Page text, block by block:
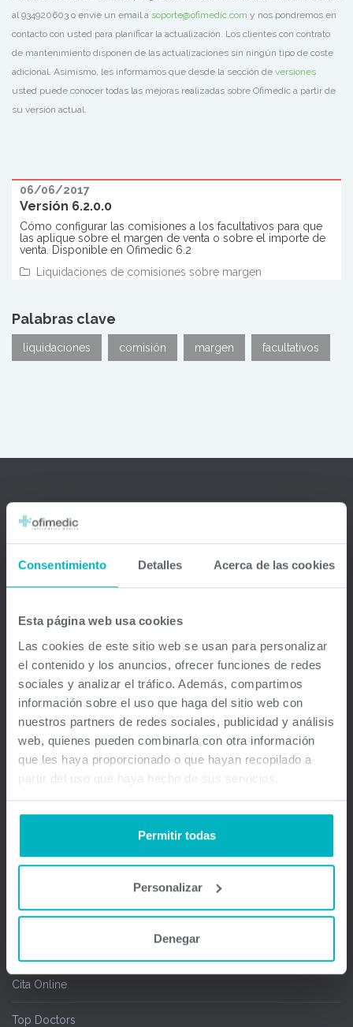
Consentimiento Detalles Acerca de las cookies
Esta página web usa cookies
Las cookies de este sitio web se usan para personalizar
el contenido y los anuncios, ofrecer funciones de redes
sociales y analizar el tráfico. Además, compartimos
información sobre el uso que haga del sitio web con
nuestros partners de redes sociales, publicidad y análisis
web, quienes pueden combinarla con otra información
que les haya proporcionado o que hayan recopilado a
partir del uso que haya hecho de sus servicios.
Permitir todas
Personalizar
Denegar
al 934920603 o envíe un email a soporte@ofimedic.com y nos pondremos en
contacto con usted para planificar la actualización. Los clientes con contrato
de mantenimiento disponen de las actualizaciones sin ningún tipo de coste
adicional. Asimismo, les informamos que desde la sección de versiones
usted puede conocer todas las mejoras realizadas sobre Ofimedic a partir de
su versión actual.
06/06/2017
Versión 6.2.0.0
Cómo configurar las comisiones a los facultativos para que
las aplique sobre el margen de venta o sobre el importe de
venta. Disponible en Ofimedic 6.2
Liquidaciones de comisiones sobre margen
Palabras clave
liquidaciones comisión margen facultativos
Ofimedic Software Médico
Baleares - Gran Canaria - México - Chile - Venezuela
Empresa
Aviso legal
Soluciones
Gestión médica total
SEOGA
Cita Online
Top Doctors